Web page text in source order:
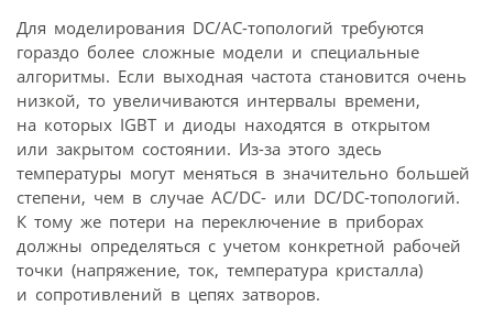
Для моделирования DC/AC-топологий требуются
гораздо более сложные модели и специальные
алгоритмы. Если выходная частота становится очень
низкой, то увеличиваются интервалы времени,
на которых IGBT и диоды находятся в открытом
или закрытом состоянии. Из-за этого здесь
температуры могут меняться в значительно большей
степени, чем в случае AC/DC- или DC/DC-топологий.
К тому же потери на переключение в приборах
должны определяться с учетом конкретной рабочей
точки (напряжение, ток, температура кристалла)
и сопротивлений в цепях затворов.